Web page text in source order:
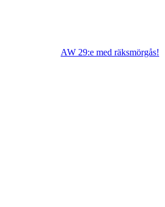
AW 29:e med räksmörgås!